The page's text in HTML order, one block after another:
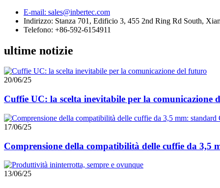
E-mail: sales@inbertec.com
Indirizzo: Stanza 701, Edificio 3, 455 2nd Ring Rd South,
Telefono: +86-592-6154911
ultime notizie
20/06/25
Cuffie UC: la scelta inevitabile per la comunicazione
17/06/25
Comprensione della compatibilità delle cuffie da 3,5
13/06/25